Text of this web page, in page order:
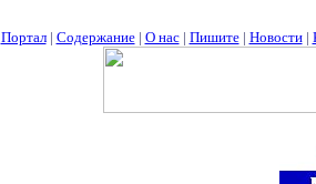
Портал| Содержание| О нас| Пишите| Новости|